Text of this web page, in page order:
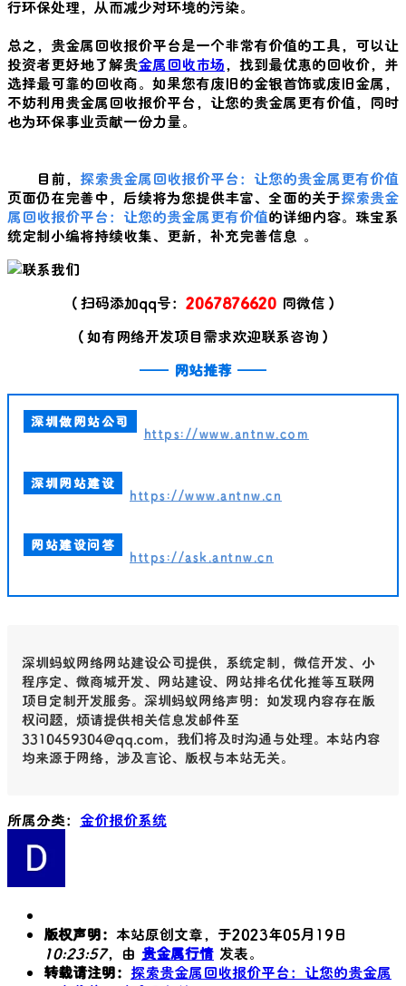
行环保处理，从而减少对环境的污染。
总之，贵金属回收报价平台是一个非常有价值的工具，可以让
投资者更好地了解贵金属回收市场，找到最优惠的回收价，并
选择最可靠的回收商。如果您有废旧的金银首饰或废旧金属，
不妨利用贵金属回收报价平台，让您的贵金属更有价值，同时
也为环保事业贡献一份力量。
目前， 探索贵金属回收报价平台：让您的贵金属更有价值
页面仍在完善中，后续将为您提供丰富、全面的关于探索贵金
属回收报价平台：让您的贵金属更有价值的详细内容。珠宝系
统定制小编将持续收集、更新，补充完善信息 。
（扫码添加qq号： 2067876620 同微信）
（如有网络开发项目需求欢迎联系咨询）
—— 网站推荐 ——
深圳做网站公司
https://www.antnw.com
深圳网站建设
https://www.antnw.cn
网站建设问答
https://ask.antnw.cn
深圳蚂蚁网络网站建设公司提供，系统定制，微信开发、小
程序定、微商城开发、网站建设、网站排名优化推等互联网
项目定制开发服务。深圳蚂蚁网络声明：如发现内容存在版
权问题，烦请提供相关信息发邮件至
3310459304@qq.com，我们将及时沟通与处理。本站内容
均来源于网络，涉及言论、版权与本站无关。
所属分类： 金价报价系统
版权声明： 本站原创文章，于2023年05月19日
10:23:57，由 贵金属行情 发表。
转载请注明： 探索贵金属回收报价平台：让您的贵金属